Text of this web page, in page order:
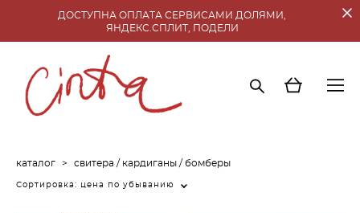
ДОСТУПНА ОПЛАТА СЕРВИСАМИ ДОЛЯМИ,
ЯНДЕКС.СПЛИТ, ПОДЕЛИ
каталог > свитера / кардиганы / бомберы
Сортировка: цена по убыванию